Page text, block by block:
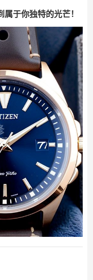
于你独特的光芒！